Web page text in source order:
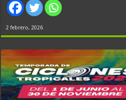
2 febrero, 2026